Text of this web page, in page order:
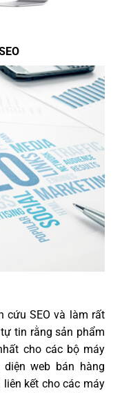
cứu SEO và làm rất
tin rằng sản phẩm
cho các bộ máy
web bán hàng
kết cho các máy